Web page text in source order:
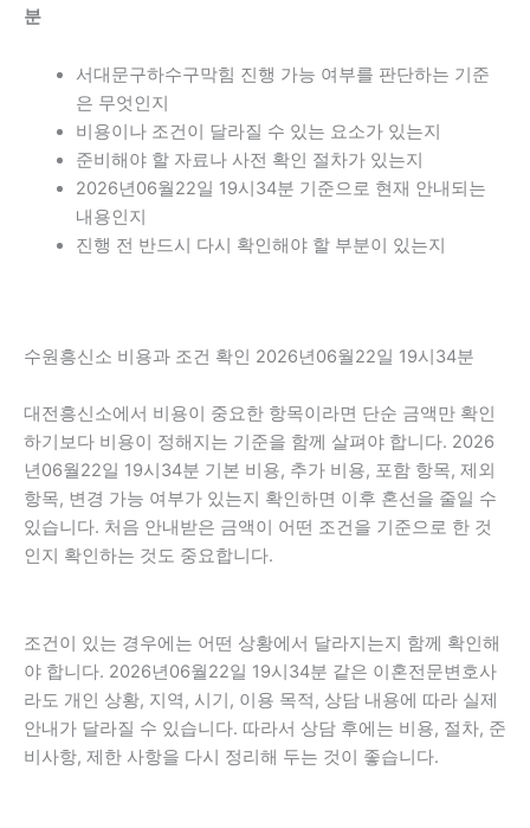
분
서대문구하수구막힘 진행 가능 여부를 판단하는 기준
은 무엇인지
비용이나 조건이 달라질 수 있는 요소가 있는지
준비해야 할 자료나 사전 확인 절차가 있는지
2026년06월22일 19시34분 기준으로 현재 안내되는
내용인지
진행 전 반드시 다시 확인해야 할 부분이 있는지
수원흥신소 비용과 조건 확인 2026년06월22일 19시34분
대전흥신소에서 비용이 중요한 항목이라면 단순 금액만 확인
하기보다 비용이 정해지는 기준을 함께 살펴야 합니다. 2026
년06월22일 19시34분 기본 비용, 추가 비용, 포함 항목, 제외
항목, 변경 가능 여부가 있는지 확인하면 이후 혼선을 줄일 수
있습니다. 처음 안내받은 금액이 어떤 조건을 기준으로 한 것
인지 확인하는 것도 중요합니다.
조건이 있는 경우에는 어떤 상황에서 달라지는지 함께 확인해
야 합니다. 2026년06월22일 19시34분 같은 이혼전문변호사
라도 개인 상황, 지역, 시기, 이용 목적, 상담 내용에 따라 실제
안내가 달라질 수 있습니다. 따라서 상담 후에는 비용, 절차, 준
비사항, 제한 사항을 다시 정리해 두는 것이 좋습니다.